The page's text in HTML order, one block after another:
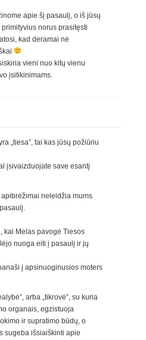
apie šį pasaulį, o iš jūsų
norus prasitęsti
kad deramai nė
vieni nuo kitų vienu
įsitikinimams.
„tiesa”, tai kas jūsų požiūriu
įsivaizduojate save esantį
apibrėžimai neleidžia mums
kai Melas pavogė Tiesos
nuoga eiti į pasaulį ir jų
į apsinuoginusios moters
arba „tikrovė”, su kuria
organais, egzistuoja
ir supratimo būdų, o
sugeba išsiaiškinti apie